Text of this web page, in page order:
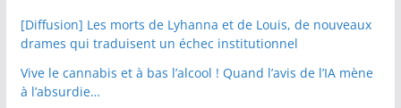
[Diffusion] Les morts de Lyhanna et de Louis, de nouveaux
drames qui traduisent un échec institutionnel
Vive le cannabis et à bas l’alcool ! Quand l’avis de l’IA mène
à l’absurdie…